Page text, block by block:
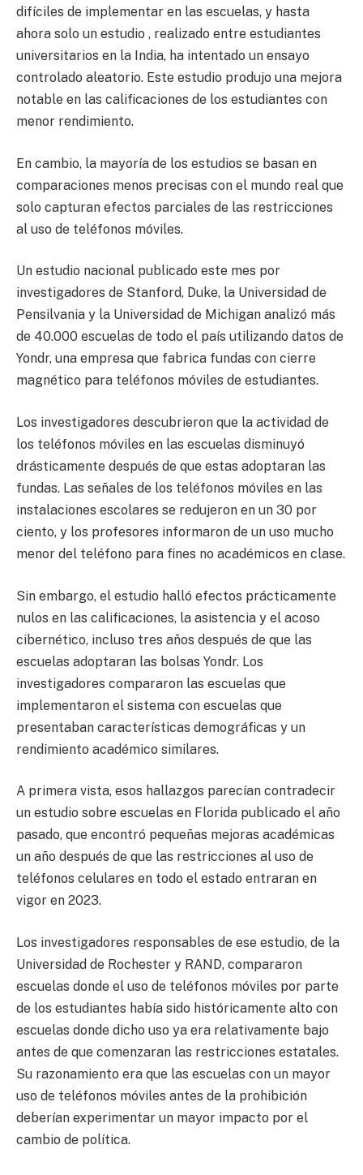
difíciles de implementar en las escuelas, y hasta
ahora solo un estudio , realizado entre estudiantes
universitarios en la India, ha intentado un ensayo
controlado aleatorio. Este estudio produjo una mejora
notable en las calificaciones de los estudiantes con
menor rendimiento.
En cambio, la mayoría de los estudios se basan en
comparaciones menos precisas con el mundo real que
solo capturan efectos parciales de las restricciones
al uso de teléfonos móviles.
Un estudio nacional publicado este mes por
investigadores de Stanford, Duke, la Universidad de
Pensilvania y la Universidad de Michigan analizó más
de 40.000 escuelas de todo el país utilizando datos de
Yondr, una empresa que fabrica fundas con cierre
magnético para teléfonos móviles de estudiantes.
Los investigadores descubrieron que la actividad de
los teléfonos móviles en las escuelas disminuyó
drásticamente después de que estas adoptaran las
fundas. Las señales de los teléfonos móviles en las
instalaciones escolares se redujeron en un 30 por
ciento, y los profesores informaron de un uso mucho
menor del teléfono para fines no académicos en clase.
Sin embargo, el estudio halló efectos prácticamente
nulos en las calificaciones, la asistencia y el acoso
cibernético, incluso tres años después de que las
escuelas adoptaran las bolsas Yondr. Los
investigadores compararon las escuelas que
implementaron el sistema con escuelas que
presentaban características demográficas y un
rendimiento académico similares.
A primera vista, esos hallazgos parecían contradecir
un estudio sobre escuelas en Florida publicado el año
pasado, que encontró pequeñas mejoras académicas
un año después de que las restricciones al uso de
teléfonos celulares en todo el estado entraran en
vigor en 2023.
Los investigadores responsables de ese estudio, de la
Universidad de Rochester y RAND, compararon
escuelas donde el uso de teléfonos móviles por parte
de los estudiantes había sido históricamente alto con
escuelas donde dicho uso ya era relativamente bajo
antes de que comenzaran las restricciones estatales.
Su razonamiento era que las escuelas con un mayor
uso de teléfonos móviles antes de la prohibición
deberían experimentar un mayor impacto por el
cambio de política.